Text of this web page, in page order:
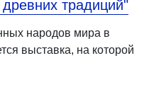
традиций"
народов мира в
выставка, на которой